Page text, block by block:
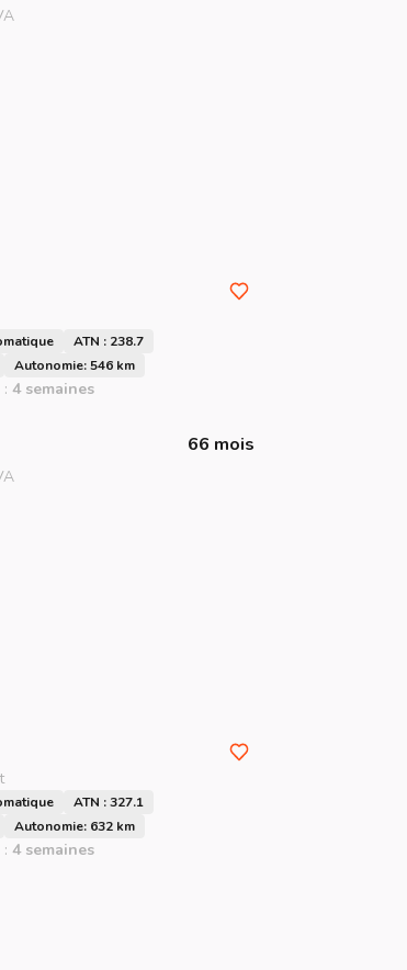
ATN : 238.7
Autonomie: 546 km
4 semaines
66 mois
ATN : 327.1
Autonomie: 632 km
4 semaines